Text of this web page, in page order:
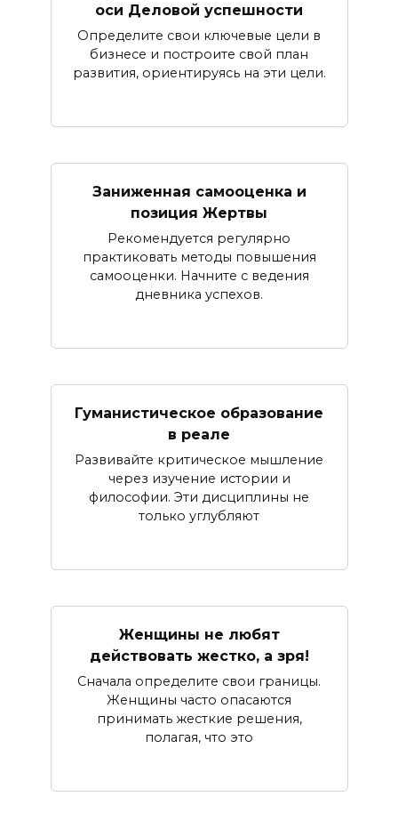
оси Деловой успешности
Определите свои ключевые цели в
бизнесе и построите свой план
развития, ориентируясь на эти цели.
Заниженная самооценка и
позиция Жертвы
Рекомендуется регулярно
практиковать методы повышения
самооценки. Начните с ведения
дневника успехов.
Гуманистическое образование
в реале
Развивайте критическое мышление
через изучение истории и
философии. Эти дисциплины не
только углубляют
Женщины не любят
действовать жестко, а зря!
Сначала определите свои границы.
Женщины часто опасаются
принимать жесткие решения,
полагая, что это